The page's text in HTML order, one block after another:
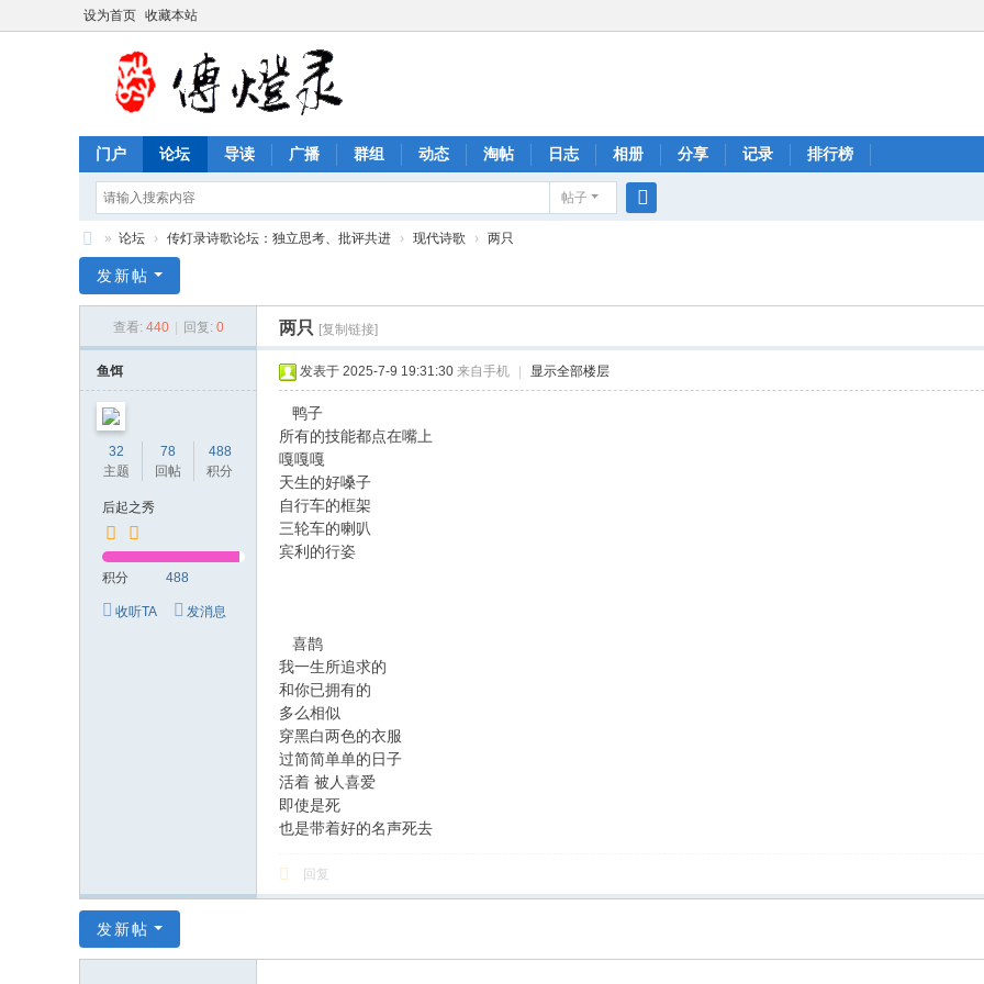
设为首页 收藏本站
门户 论坛 导读 广播 群组 动态 淘帖 日志 相册 分享 记录 排行榜
帖子
灯
» 论坛 › 传灯录诗歌论坛：独立思考、批评共进 › 现代诗歌 › 两只
发新帖
查看: 440 回复: 0 两只 [复制链接]
鱼饵
32
主题
78
回帖
488
积分
后起之秀
积分 488
收听TA 发消息
发表于 2025-7-9 19:31:30 来自手机 显示全部楼层
鸭子
所有的技能都点在嘴上
嘎嘎嘎
天生的好嗓子
自行车的框架
三轮车的喇叭
宾利的行姿
喜鹊
我一生所追求的
和你已拥有的
多么相似
穿黑白两色的衣服
过简简单单的日子
活着 被人喜爱
即使是死
也是带着好的名声死去
回复
发新帖